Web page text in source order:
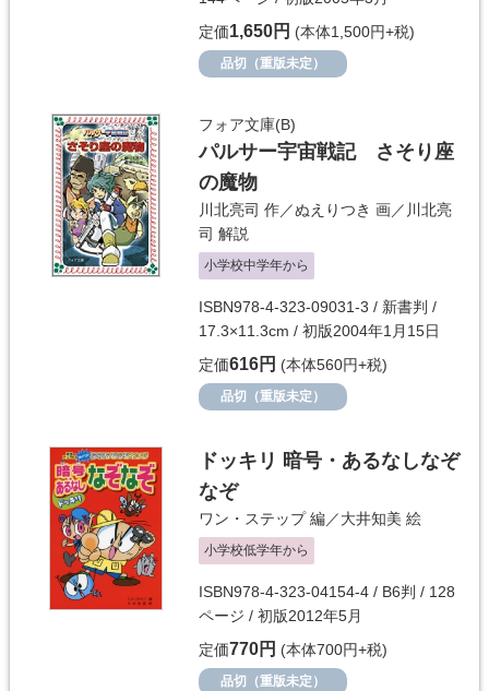
定価1,650円 (本体1,500円+税)
品切（重版未定）
フォア文庫(B)
パルサー宇宙戦記 さそり座
の魔物
川北亮司 作／ぬえりつき 画／ 川北亮
司 解説
小学校中学年から
ISBN978-4-323-09031-3 / 新書判 /
17.3×11.3cm / 初版2004年1月15日
定価616円 (本体560円+税)
品切（重版未定）
ドッキリ 暗号・あるなしなぞ
なぞ
ワン・ステップ編／大井知美 絵
小学校低学年から
ISBN978-4-323-04154-4 / B6判 / 128
ページ / 初版2012年5月
定価770円 (本体700円+税)
品切（重版未定）